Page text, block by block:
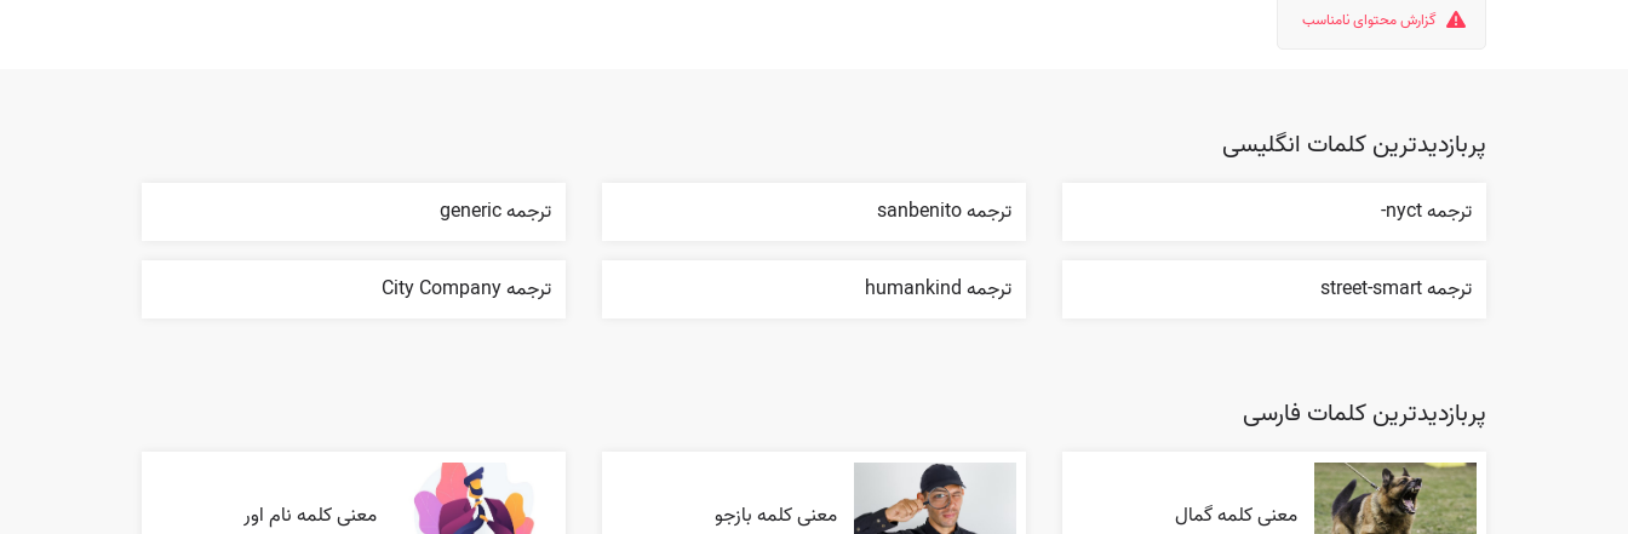
گزارش محتوای نامناسب
پربازدیدترین کلمات انگلیسی
ترجمه nyct- ترجمه sanbenito ترجمه generic
ترجمه street-smart ترجمه humankind ترجمه City Company
پربازدیدترین کلمات فارسی
معنی کلمه گمال معنی کلمه بازجو معنی کلمه نام اور